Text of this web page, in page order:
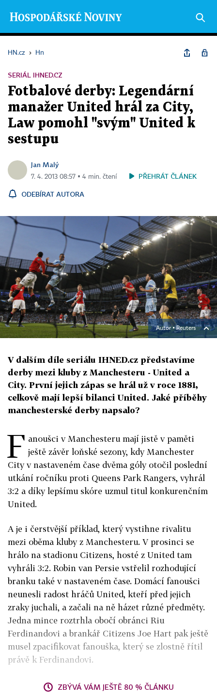
HN.cz › Hn
SERIÁL IHNED.CZ
Fotbalové derby: Legendární
manažer United hrál za City,
Law pomohl "svým" United k
sestupu
Jan Malý
7. 4. 2013 08:57 ▪ 4 min. čtení PŘEHRÁT ČLÁNEK
ODEBÍRAT AUTORA
Autor ▪Reuters
V dalším díle seriálu IHNED.cz představíme
derby mezi kluby z Manchesteru - United a
City. První jejich zápas se hrál už v roce 1881,
celkově mají lepší bilanci United. Jaké příběhy
manchesterské derby napsalo?
F anoušci v Manchesteru mají jistě v paměti
ještě závěr loňské sezony, kdy Manchester
City v nastaveném čase dvěma góly otočil poslední
utkání ročníku proti Queens Park Rangers, vyhrál
3:2 a díky lepšímu skóre uzmul titul konkurenčním
United.
A je i čerstvější příklad, který vystihne rivalitu
mezi oběma kluby z Manchesteru. V prosinci se
hrálo na stadionu Citizens, hosté z United tam
vyhráli 3:2. Robin van Persie vstřelil rozhodující
branku také v nastaveném čase. Domácí fanoušci
neunesli radost hráčů United, kteří před jejich
zraky juchali, a začali na ně házet různé předměty.
Jedna mince roztrhla obočí obránci Riu
Ferdinandovi a brankář Citizens Joe Hart pak ještě
musel zpacifikovat fanouška, který se zlostně řítil
právě k Ferdinandovi.
ZBÝVÁ VÁM JEŠTĚ 80 % ČLÁNKU